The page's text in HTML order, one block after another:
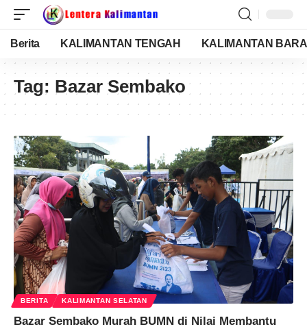
Berita KALIMANTAN TENGAH KALIMANTAN
Tag: Bazar Sembako
BERITA KALIMANTAN SELATAN
Bazar Sembako Murah BUMN di Nilai Membantu